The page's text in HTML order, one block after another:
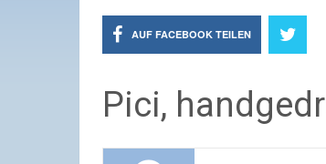
AUF FACEBOOK TEILEN
Pici,